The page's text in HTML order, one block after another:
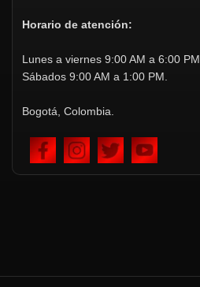
Horario de atención:
Lunes a viernes 9:00 AM a 6:00 PM.
Sábados 9:00 AM a 1:00 PM.
Bogotá, Colombia.